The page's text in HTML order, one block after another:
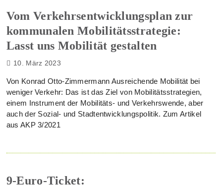
Vom Verkehrsentwicklungsplan zur
kommunalen Mobilitätsstrategie:
Lasst uns Mobilität gestalten
10. März 2023
Von Konrad Otto-Zimmermann Ausreichende Mobilität bei
weniger Verkehr: Das ist das Ziel von Mobilitätsstrategien,
einem Instrument der Mobilitäts- und Verkehrswende, aber
auch der Sozial- und Stadtentwicklungspolitik. Zum Artikel
aus AKP 3/2021
9-Euro-Ticket: